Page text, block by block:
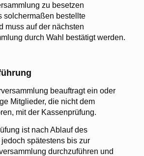
zu besetzen
solchermaßen bestellte
muss auf der nächsten
durch Wahl bestätigt werden.
beauftragt ein oder
Mitglieder, die nicht dem
mit der Kassenprüfung.
ist nach Ablauf des
spätestens bis zur
durchzuführen und